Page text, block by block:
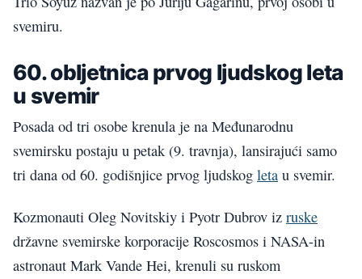
svemiru.
60. obljetnica prvog ljudskog leta
u svemir
Posada od tri osobe krenula je na Međunarodnu
svemirsku postaju u petak (9. travnja), lansirajući samo
tri dana od 60. godišnjice prvog ljudskog leta u svemir.
Kozmonauti Oleg Novitskiy i Pyotr Dubrov iz ruske
državne svemirske korporacije Roscosmos i NASA-in
astronaut Mark Vande Hei, krenuli su ruskom